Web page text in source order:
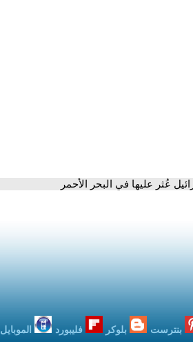
عُثر عليها في البحر الأحمر
بنترست بلوكر فليبورد الموبايل